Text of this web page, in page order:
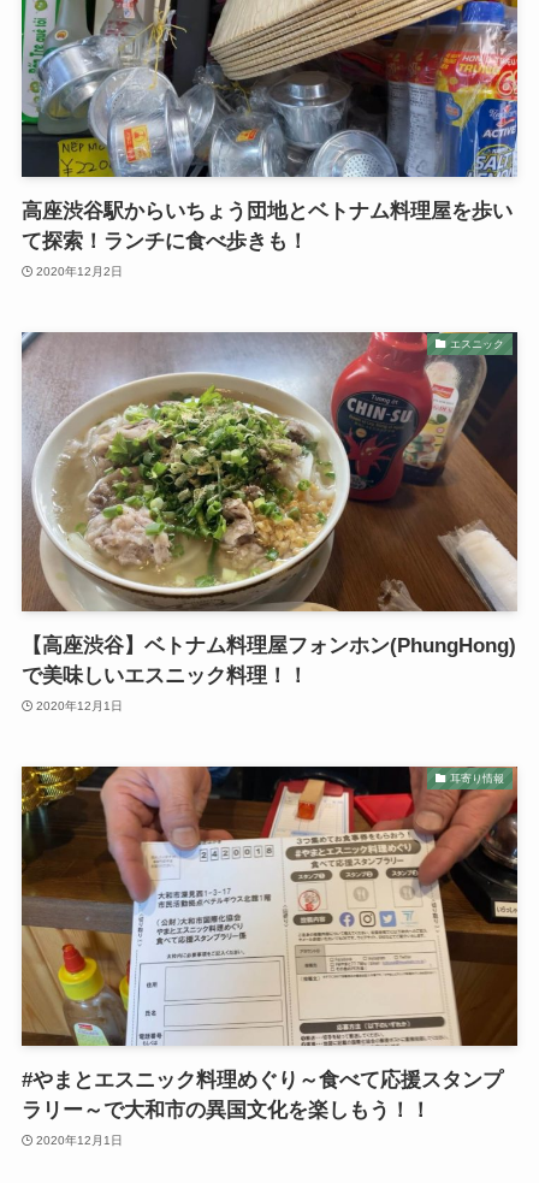
高座渋谷駅からいちょう団地とベトナム料理屋を歩い
て探索！ランチに食べ歩きも！
2020年12月2日
エスニック
【高座渋谷】ベトナム料理屋フォンホン(PhungHong)
で美味しいエスニック料理！！
2020年12月1日
耳寄り情報
#やまとエスニック料理めぐり～食べて応援スタンプ
ラリー～で大和市の異国文化を楽しもう！！
2020年12月1日